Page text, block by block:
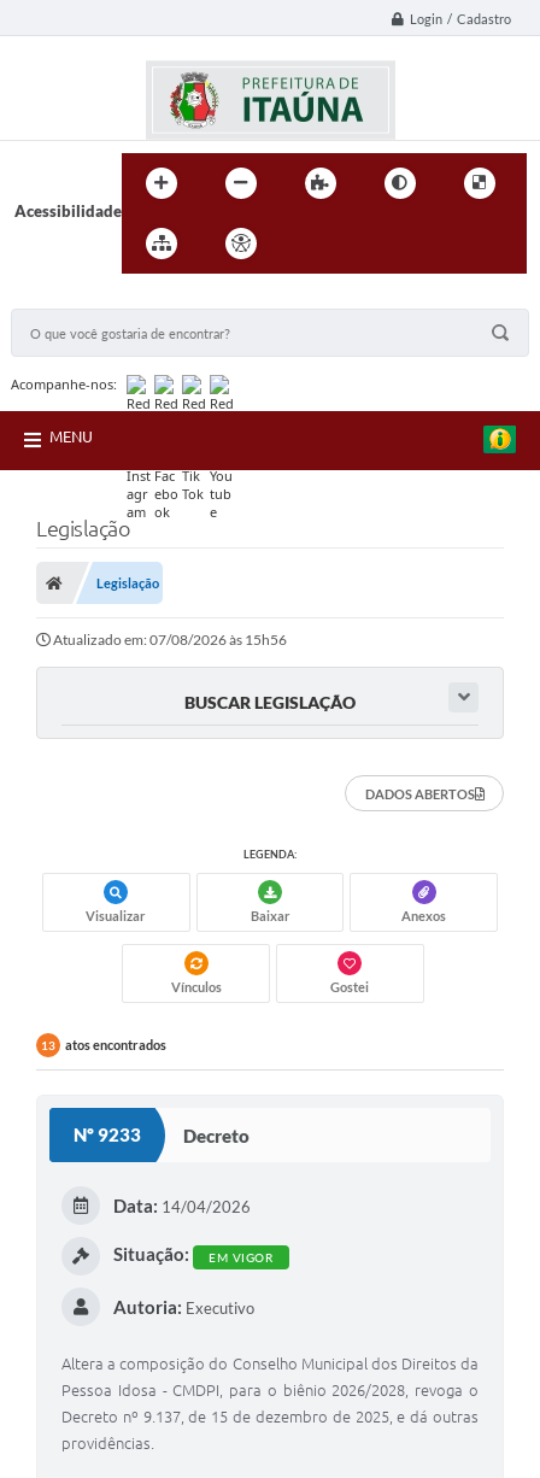
Login / Cadastro
Acessibilidade
Acompanhe-nos:
MENU
Legislação
Legislação
Atualizado em: 07/08/2026 às 15h56
BUSCAR LEGISLAÇÃO
DADOS ABERTOS
LEGENDA:
Visualizar Baixar Anexos
Vínculos Gostei
13 atos encontrados
Nº 9233 Decreto
Data: 14/04/2026
Situação: EM VIGOR
Autoria: Executivo
Altera a composição do Conselho Municipal dos Direitos da
Pessoa Idosa - CMDPI, para o biênio 2026/2028, revoga o
Decreto nº 9.137, de 15 de dezembro de 2025, e dá outras
providências.